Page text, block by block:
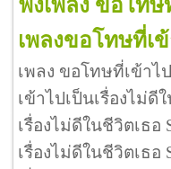
ฟังเพลง ขอโทษ
เพลงขอโทษที่เ
เพลง ขอโทษที่เข้าไ
เข้าไปเป็นเรื่องไม่ดี
เรื่องไม่ดีในชีวิตเธอ
เรื่องไม่ดีในชีวิตเธ